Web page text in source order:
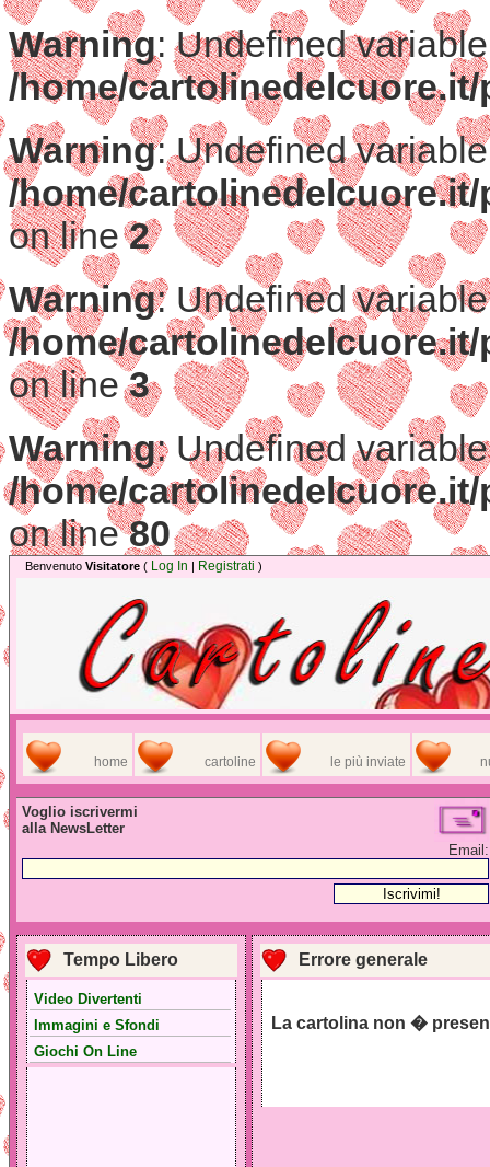
Warning: Undefined
/home/
Warning: Undefined
/home/
on line2
Warning: Undefined
/home/
on line3
Warning: Undefined
/home/
on line80
Benvenuto Visitatore ( Log In | Registrati )
home cartoline le più inviate
Voglio iscrivermi
alla NewsLetter
Email:
Tempo Libero
Video Divertenti
Immagini e Sfondi
Giochi On Line
Errore generale
La cartolina non �